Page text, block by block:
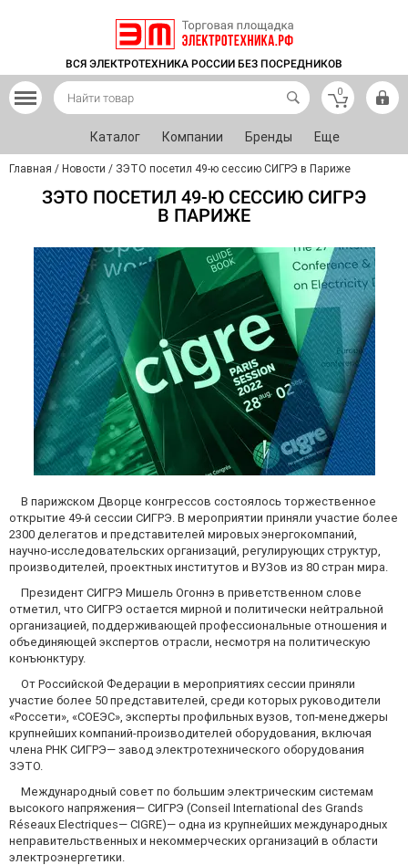
ВСЯ ЭЛЕКТРОТЕХНИКА РОССИИ БЕЗ ПОСРЕДНИКОВ
0
Каталог Компании Бренды Еще
Главная / Новости / ЗЭТО посетил 49-ю сессию СИГРЭ в Париже
ЗЭТО ПОСЕТИЛ 49-Ю СЕССИЮ СИГРЭ
В ПАРИЖЕ
В парижском Дворце конгрессов состоялось торжественное
открытие 49-й сессии СИГРЭ. В мероприятии приняли участие более
2300 делегатов и представителей мировых энергокомпаний,
научно-исследовательских организаций, регулирующих структур,
производителей, проектных институтов и ВУЗов из 80 стран мира.
Президент СИГРЭ Мишель Огоннэ в приветственном слове
отметил, что СИГРЭ остается мирной и политически нейтральной
организацией, поддерживающей профессиональные отношения и
объединяющей экспертов отрасли, несмотря на политическую
конъюнктуру.
От Российской Федерации в мероприятиях сессии приняли
участие более 50 представителей, среди которых руководители
«Россети», «СОЕЭС», эксперты профильных вузов, топ-менеджеры
крупнейших компаний-производителей оборудования, включая
члена РНК СИГРЭ— завод электротехнического оборудования
ЗЭТО.
Международный совет по большим электрическим системам
высокого напряжения— СИГРЭ (Conseil International des Grands
Réseaux Electriques— CIGRE)— одна из крупнейших международных
неправительственных и некоммерческих организаций в области
электроэнергетики.